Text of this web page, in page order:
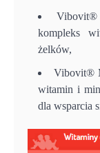
kompleks
żelków,
Vibovit®
witamin i
dla wsparcia